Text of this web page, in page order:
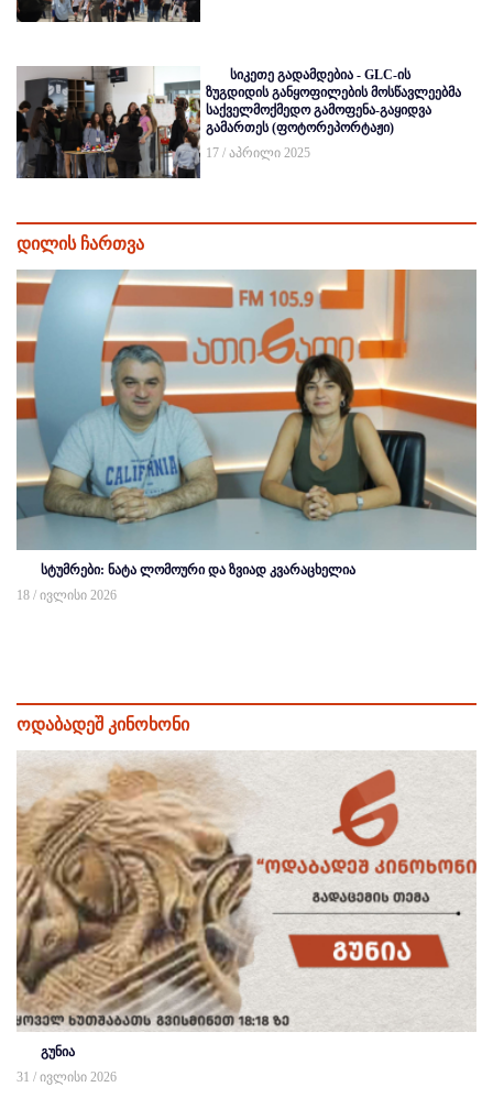
სიკეთე გადამდებია - GLC-ის
ზუგდიდის განყოფილების მოსწავლეებმა
საქველმოქმედო გამოფენა-გაყიდვა
გამართეს (ფოტორეპორტაჟი)
17 / აპრილი 2025
დილის ჩართვა
სტუმრები: ნატა ლომოური და ზვიად კვარაცხელია
18 / ივლისი 2026
ოდაბადეშ კინოხონი
გუნია
31 / ივლისი 2026